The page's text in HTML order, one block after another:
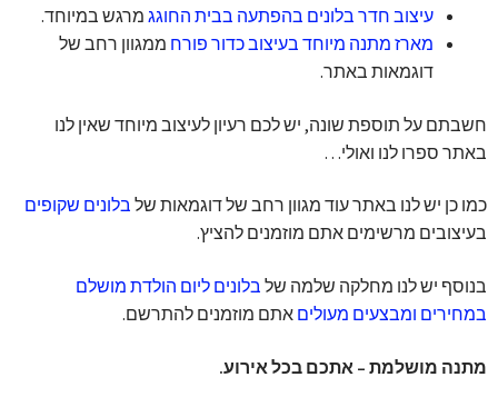
עיצוב חדר בלונים בהפתעה בבית החוגג מרגש במיוחד.
מארז מתנה מיוחד בעיצוב כדור פורח ממגוון רחב של
דוגמאות באתר.
חשבתם על תוספת שונה, יש לכם רעיון לעיצוב מיוחד שאין לנו
באתר ספרו לנו ואולי…
כמו כן יש לנו באתר עוד מגוון רחב של דוגמאות של בלונים שקופים
בעיצובים מרשימים אתם מוזמנים להציץ.
בנוסף יש לנו מחלקה שלמה של בלונים ליום הולדת מושלם
במחירים ומבצעים מעולים אתם מוזמנים להתרשם.
מתנה מושלמת – אתכם בכל אירוע.